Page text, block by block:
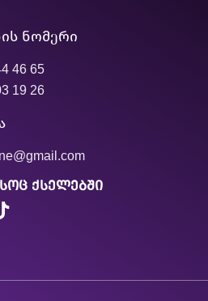
ნომერი
46 65
19 26
ქსელებში